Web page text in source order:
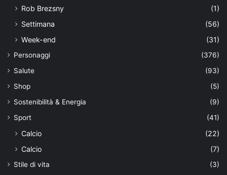
Rob Brezsny
(1)
Settimana
(56)
Week-end
(31)
Personaggi
(376)
Salute
(93)
Shop
(5)
Sostenibilità & Energia
(9)
Sport
(41)
Calcio
(22)
Calcio
(7)
Stile di vita
(3)